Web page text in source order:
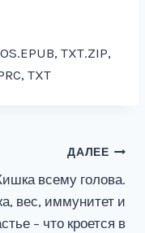
TXT.ZIP,
TXT
ДАЛЕЕ
всему голова.
вес, иммунитет и
– что кроется в